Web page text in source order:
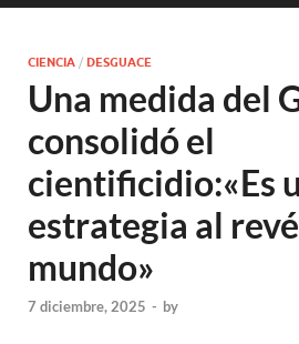
CIENCIA / DESGUACE
Una medida del
consolidó el
cientificidio:«Es
estrategia al
mundo»
7 diciembre, 2025 - by